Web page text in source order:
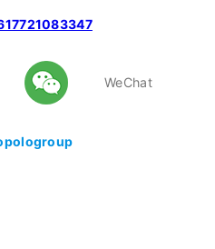
WeChat